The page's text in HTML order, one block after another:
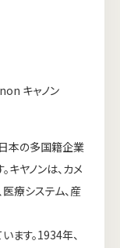
キャノン
本の多国籍企業
キヤノンは、カメ
医療システム、産
ます。1934年、